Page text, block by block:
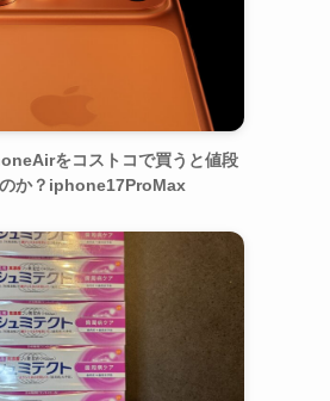
をコストコで買うと値段
か？iphone17ProMax